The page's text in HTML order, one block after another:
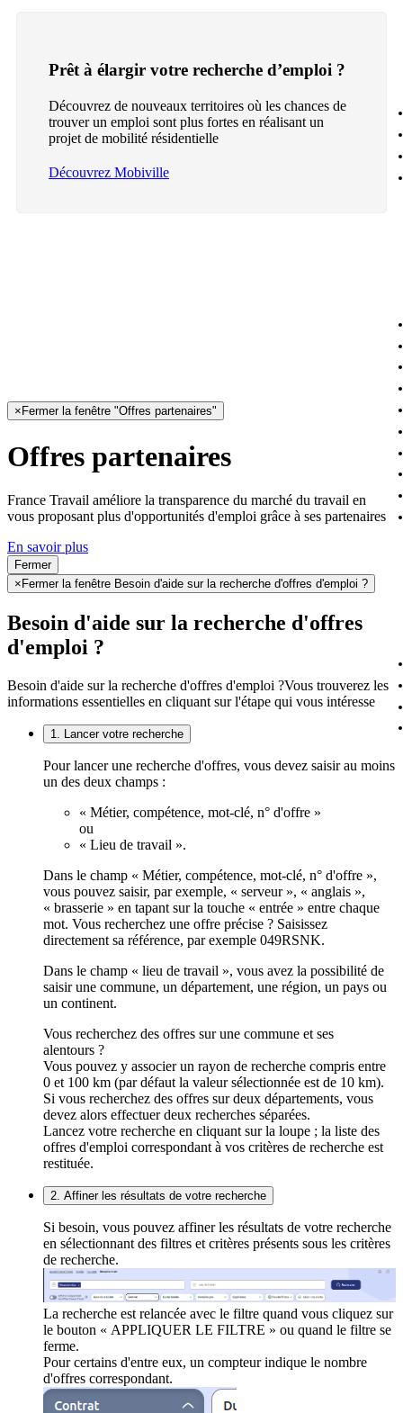
Prêt à élargir votre recherche d’emploi ?
Découvrez de nouveaux territoires où les chances de
trouver un emploi sont plus fortes en réalisant un
projet de mobilité résidentielle
Découvrez Mobiville
× Fermer la fenêtre "Offres partenaires"
Offres partenaires
France Travail améliore la transparence du marché du travail en
vous proposant plus d'opportunités d'emploi grâce à ses partenaires
En savoir plus
Fermer
× Fermer la fenêtre Besoin d'aide sur la recherche d'offres d'emploi ?
Besoin d'aide sur la recherche d'offres
d'emploi ?
Besoin d'aide sur la recherche d'offres d'emploi ?Vous trouverez les
informations essentielles en cliquant sur l'étape qui vous intéresse
1. Lancer votre recherche
Pour lancer une recherche d'offres, vous devez saisir au moins
un des deux champs :
« Métier, compétence, mot-clé, n° d'offre »
ou
« Lieu de travail ».
Dans le champ « Métier, compétence, mot-clé, n° d'offre »,
vous pouvez saisir, par exemple, « serveur », « anglais »,
« brasserie » en tapant sur la touche « entrée » entre chaque
mot. Vous recherchez une offre précise ? Saisissez
directement sa référence, par exemple 049RSNK.
Dans le champ « lieu de travail », vous avez la possibilité de
saisir une commune, un département, une région, un pays ou
un continent.
Vous recherchez des offres sur une commune et ses
alentours ?
Vous pouvez y associer un rayon de recherche compris entre
0 et 100 km (par défaut la valeur sélectionnée est de 10 km).
Si vous recherchez des offres sur deux départements, vous
devez alors effectuer deux recherches séparées.
Lancez votre recherche en cliquant sur la loupe ; la liste des
offres d'emploi correspondant à vos critères de recherche est
restituée.
2. Affiner les résultats de votre recherche
Si besoin, vous pouvez affiner les résultats de votre recherche
en sélectionnant des filtres et critères présents sous les critères
de recherche.
La recherche est relancée avec le filtre quand vous cliquez sur
le bouton « APPLIQUER LE FILTRE » ou quand le filtre se
ferme.
Pour certains d'entre eux, un compteur indique le nombre
d'offres correspondant.